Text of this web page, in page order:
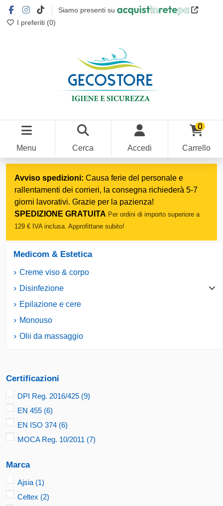
Siamo presenti su
I preferiti (0)
Menu Cerca Accedi
0
Carrello
Avviso spedizioni: Causa ferie del personale e
rallentamenti dei corrieri, la consegna richiederà 5-7
giorni lavorativi. Grazie per la pazienza!
SPEDIZIONE GRATUITA Per ordini di importo superiore a
129 € IVA inclusa. Approfittane subito!
Medicom & Estetica
Creme viso & corpo
Disinfezione
Epilazione e cere
Monouso
Olii da massaggio
Certificazioni
DPI Reg. 2016/425 (9)
EN 455 (6)
EN ISO 374 (6)
MOCA Reg. 10/2011 (7)
Marca
Ajsia (1)
Celtex (2)